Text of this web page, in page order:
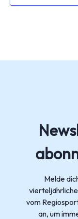
Melde
vom
an, um